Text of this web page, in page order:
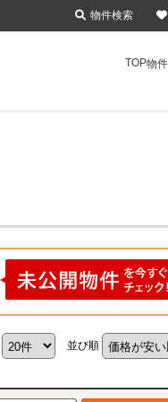
TOP物
並び順
物件検索